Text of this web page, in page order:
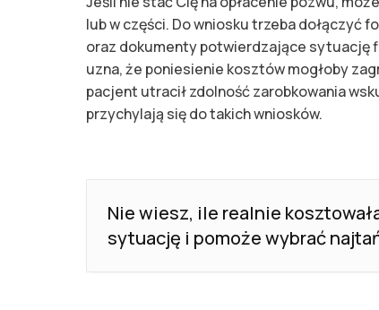
lub w części. Do wniosku trzeba dołączyć
oraz dokumenty potwierdzające sytuację
uzna, że poniesienie kosztów mogłoby
pacjent utracił zdolność zarobkowania
przychylają się do takich wniosków.
Nie wiesz, ile realnie
sytuację i pomoże wybrać